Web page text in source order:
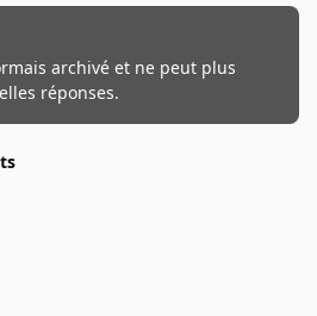
archivé et ne peut plus
réponses.